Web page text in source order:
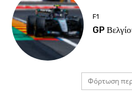
F1
GP
Φόρτωση